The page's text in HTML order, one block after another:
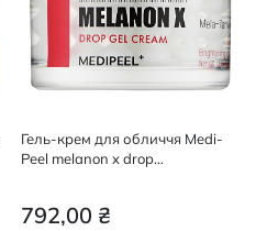
Гель-крем для обличчя Medi-
Peel melanon x drop
792,00 ₴